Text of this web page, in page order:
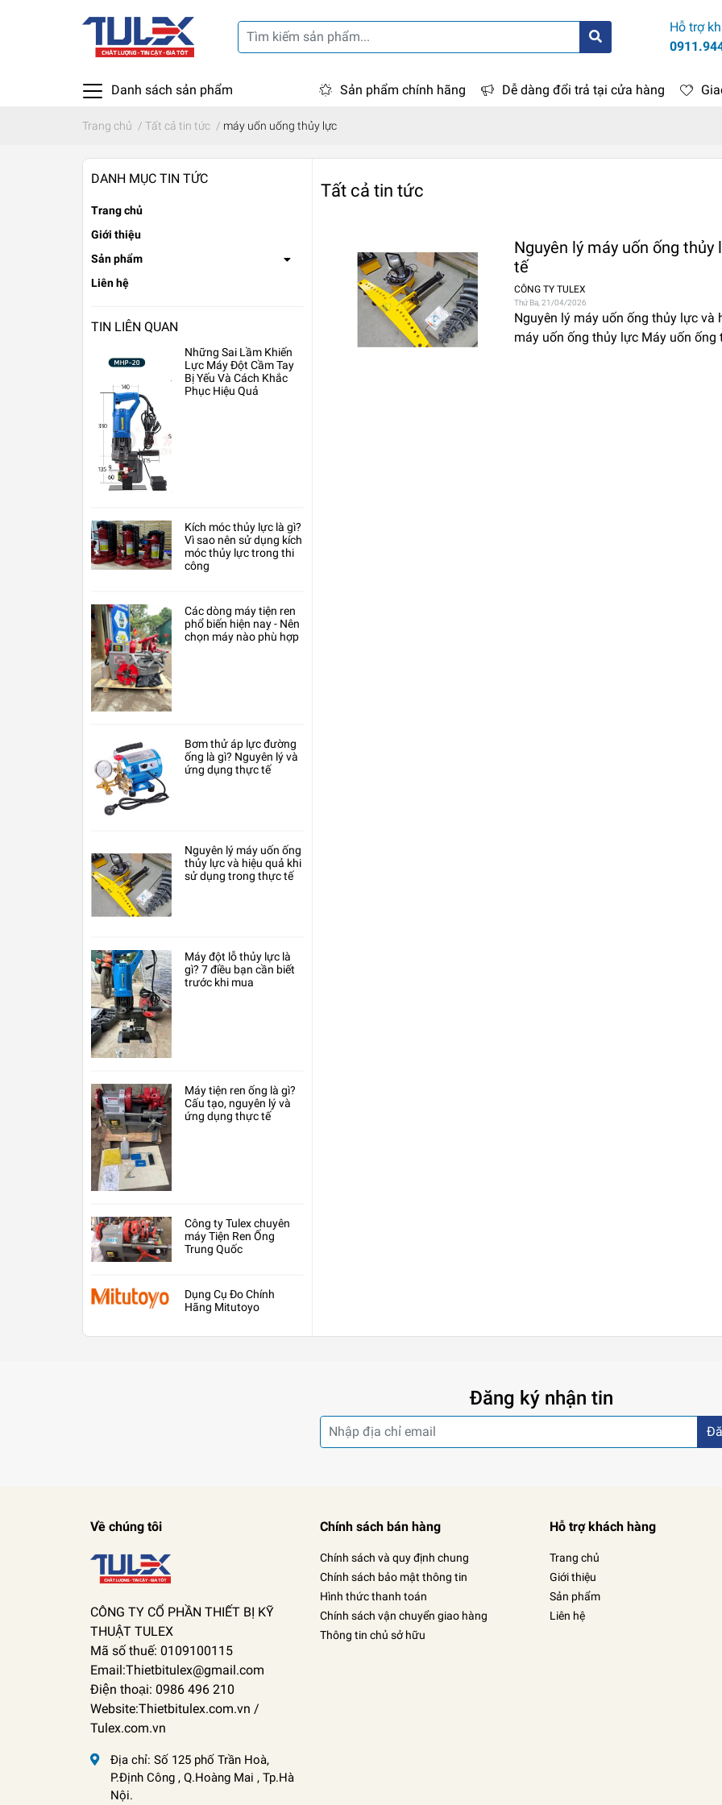
Hỗ trợ
Danh sách sản phẩm Sản phẩm chính hãng Dễ dàng đổi trả tại cửa hàng
Trang chủ / Tất cả tin tức / máy uốn uống thủy lực
DANH MỤC TIN TỨC
Trang chủ
Giới thiệu
Sản phẩm
Liên hệ
TIN LIÊN QUAN
Những Sai Lầm Khiến
Lực Máy Đột Cầm Tay
Bị Yếu Và Cách Khắc
Phục Hiệu Quả
Kích móc thủy lực là gì?
Vì sao nên sử dụng kích
móc thủy lực trong thi
công
Các dòng máy tiện ren
phổ biến hiện nay - Nên
chọn máy nào phù hợp
Bơm thử áp lực đường
ống là gì? Nguyên lý và
ứng dụng thực tế
Nguyên lý máy uốn ống
thủy lực và hiệu quả khi
sử dụng trong thực tế
Máy đột lỗ thủy lực là
gì? 7 điều bạn cần biết
trước khi mua
Máy tiện ren ống là gì?
Cấu tạo, nguyên lý và
ứng dụng thực tế
Công ty Tulex chuyên
máy Tiện Ren Ống
Trung Quốc
Dụng Cụ Đo Chính
Hãng Mitutoyo
Tất cả tin tức
Nguyên lý máy uốn ống
tế
CÔNG TY TULEX
Thứ Ba, 21/04/2026
Nguyên lý máy uốn ống thủy lực và
máy uốn ống thủy lực Máy uốn ống
Đăng ký nhận tin
Về chúng tôi
CÔNG TY CỔ PHẦN THIẾT BỊ KỸ
THUẬT TULEX
Mã số thuế: 0109100115
Email:Thietbitulex@gmail.com
Điện thoại: 0986 496 210
Website:Thietbitulex.com.vn /
Tulex.com.vn
Địa chỉ: Số 125 phố Trần Hoà,
P.Định Công , Q.Hoàng Mai , Tp.Hà
Nội.
Chính sách bán hàng
Chính sách và quy định chung
Chính sách bảo mật thông tin
Hình thức thanh toán
Chính sách vận chuyển giao hàng
Thông tin chủ sở hữu
Hỗ trợ khách hàng
Trang chủ
Giới thiệu
Sản phẩm
Liên hệ